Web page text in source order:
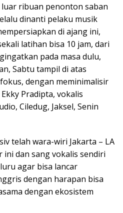
ribuan penonton saban
dinanti pelaku musik
di ajang ini,
latihan bisa 10 jam, dari
pada masa dulu,
Sabtu tampil di atas
dengan meminimalisir
Pradipta, vokalis
Ciledug, Jaksel, Senin
telah wara-wiri Jakarta – LA
dan sang vokalis sendiri
agar bisa lancar
dengan harapan bisa
dengan ekosistem